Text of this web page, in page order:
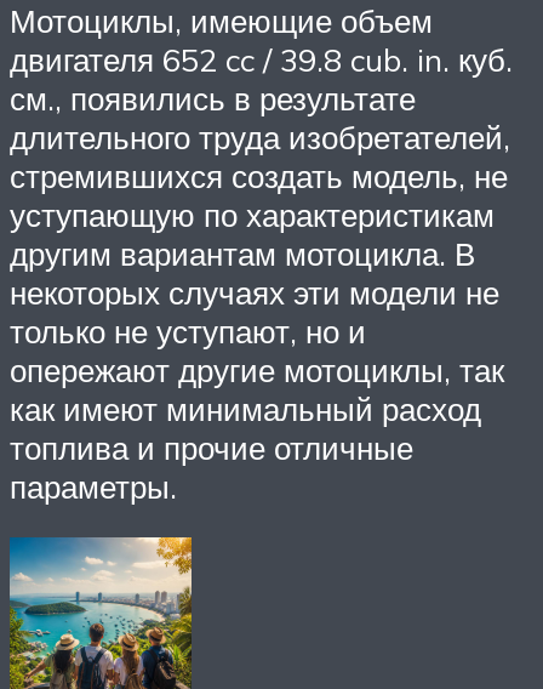
Мотоциклы, имеющие объем
двигателя 652 cc / 39.8 cub. in. куб.
см., появились в результате
длительного труда изобретателей,
стремившихся создать модель, не
уступающую по характеристикам
другим вариантам мотоцикла. В
некоторых случаях эти модели не
только не уступают, но и
опережают другие мотоциклы, так
как имеют минимальный расход
топлива и прочие отличные
параметры.